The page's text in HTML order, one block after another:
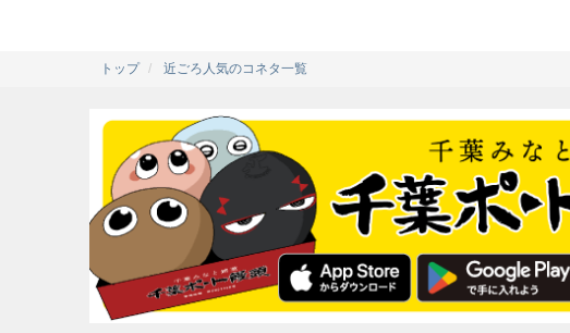
トップ 近ごろ人気のコネタ一覧